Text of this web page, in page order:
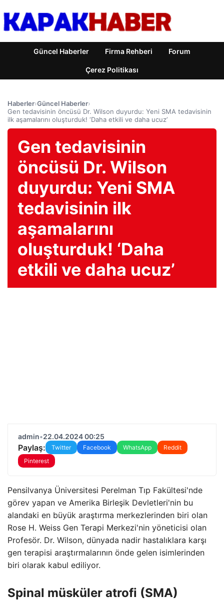
Güncel Haberler Firma Rehberi Forum
Çerez Politikası
Haberler›Güncel Haberler›
Gen tedavisinin öncüsü Dr. Wilson duyurdu: Yeni SMA tedavisinin
ilk aşamalarını oluşturduk! ‘Daha etkili ve daha ucuz’
Gen tedavisinin
öncüsü Dr. Wilson
duyurdu: Yeni SMA
tedavisinin ilk
aşamalarını
oluşturduk! ‘Daha
etkili ve daha ucuz’
admin•22.04.2024 00:25
Paylaş: Twitter Facebook WhatsApp
Reddit
Pinterest
Pensilvanya Üniversitesi Perelman Tıp Fakültesi'nde
görev yapan ve Amerika Birleşik Devletleri'nin bu
alandaki en büyük araştırma merkezlerinden biri olan
Rose H. Weiss Gen Terapi Merkezi'nin yöneticisi olan
Profesör. Dr. Wilson, dünyada nadir hastalıklara karşı
gen terapisi araştırmalarının önde gelen isimlerinden
biri olarak kabul ediliyor.
Spinal müsküler atrofi (SMA)